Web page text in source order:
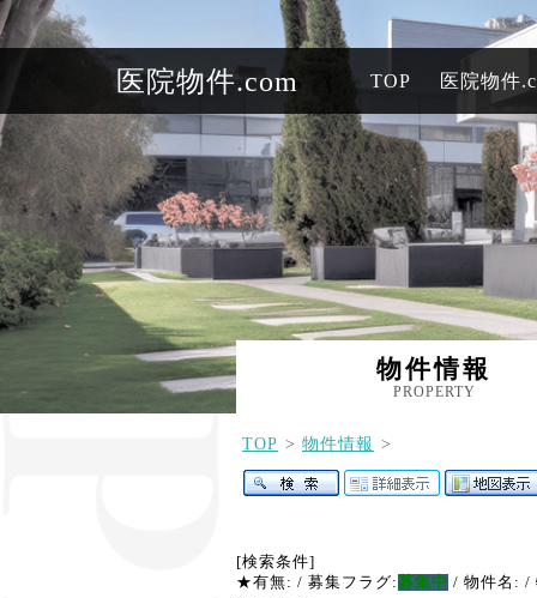
医院物件.com TOP 医院物件
物件情報
PROPERTY
TOP 物件情報
[検索条件]
★有無: / 募集フラグ:募集中 / 物件名: /